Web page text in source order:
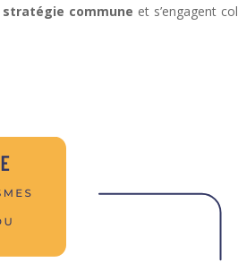
stratégie commune et s’engagent